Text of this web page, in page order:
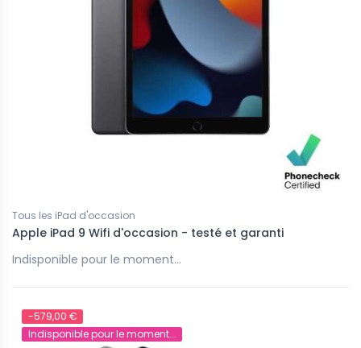
Tous les iPad d'occasion
Apple iPad 9 Wifi d'occasion - testé et garanti
Indisponible pour le moment...
-579,00 €
Indisponible pour le moment...